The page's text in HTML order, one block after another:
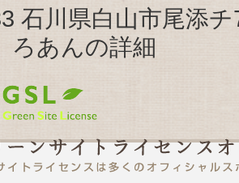
石川県白山市尾添
あんの詳細